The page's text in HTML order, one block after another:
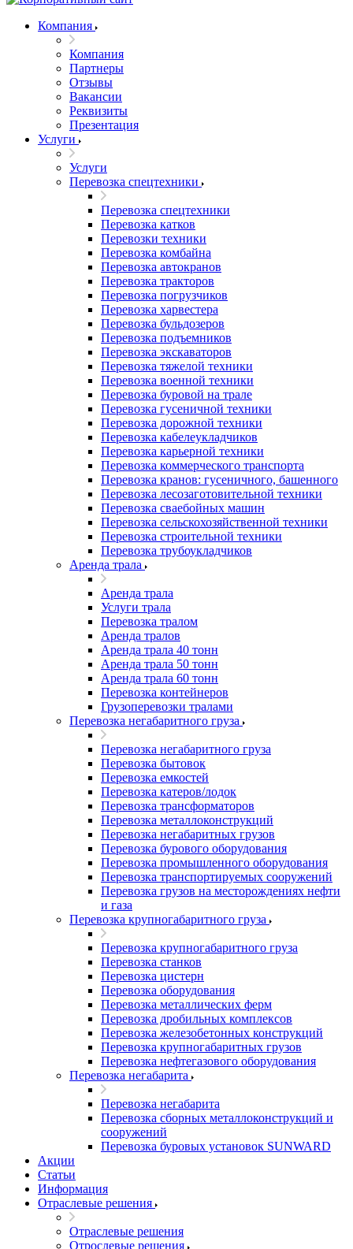
Компания
Компания
Партнеры
Отзывы
Вакансии
Реквизиты
Презентация
Услуги
Услуги
Перевозка спецтехники
Перевозка спецтехники
Перевозка катков
Перевозки техники
Перевозка комбайна
Перевозка автокранов
Перевозка тракторов
Перевозка погрузчиков
Перевозка харвестера
Перевозка бульдозеров
Перевозка подъемников
Перевозка экскаваторов
Перевозка тяжелой техники
Перевозка военной техники
Перевозка буровой на трале
Перевозка гусеничной техники
Перевозка дорожной техники
Перевозка кабелеукладчиков
Перевозка карьерной техники
Перевозка коммерческого транспорта
Перевозка кранов: гусеничного, башенного
Перевозка лесозаготовительной техники
Перевозка сваебойных машин
Перевозка сельскохозяйственной техники
Перевозка строительной техники
Перевозка трубоукладчиков
Аренда трала
Аренда трала
Услуги трала
Перевозка тралом
Аренда тралов
Аренда трала 40 тонн
Аренда трала 50 тонн
Аренда трала 60 тонн
Перевозка контейнеров
Грузоперевозки тралами
Перевозка негабаритного груза
Перевозка негабаритного груза
Перевозка бытовок
Перевозка емкостей
Перевозка катеров/лодок
Перевозка трансформаторов
Перевозка металлоконструкций
Перевозка негабаритных грузов
Перевозка бурового оборудования
Перевозка промышленного оборудования
Перевозка транспортируемых сооружений
Перевозка грузов на месторождениях нефти
и газа
Перевозка крупногабаритного груза
Перевозка крупногабаритного груза
Перевозка станков
Перевозка цистерн
Перевозка оборудования
Перевозка металлических ферм
Перевозка дробильных комплексов
Перевозка железобетонных конструкций
Перевозка крупногабаритных грузов
Перевозка нефтегазового оборудования
Перевозка негабарита
Перевозка негабарита
Перевозка сборных металлоконструкций и
сооружений
Перевозка буровых установок SUNWARD
Акции
Статьи
Информация
Отраслевые решения
Отраслевые решения
Отрослевые решения